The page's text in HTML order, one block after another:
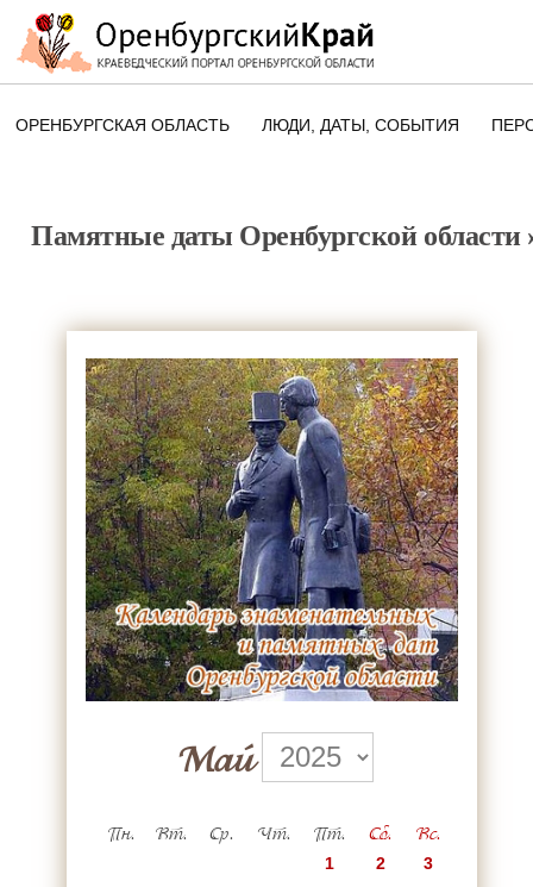
ОРЕНБУРГСКАЯ ОБЛАСТЬ ЛЮДИ, ДАТЫ, CОБЫТИЯ
ПАМЯТНЫЕ ДАТЫ
Памятные даты Оренбургской области
Май
Пн. Вт. Ср. Чт. Пт. Сб. Вс.
1 2
3